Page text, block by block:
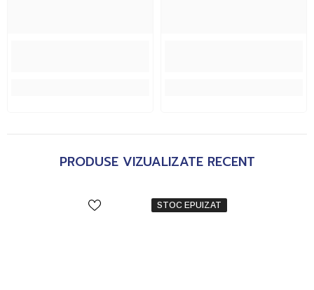
PRODUSE VIZUALIZATE RECENT
STOC EPUIZAT